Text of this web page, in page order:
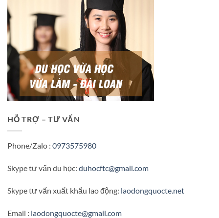
HỖ TRỢ – TƯ VẤN
Phone/Zalo : 0973575980
Skype tư vấn du học: duhocftc@gmail.com
Skype tư vấn xuất khẩu lao động: laodongquocte.net
Email : laodongquocte@gmail.com